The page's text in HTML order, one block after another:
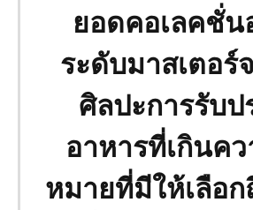
ยอดคอเลคชั่น
ระดับมาสเตอร์
ศิลปะการรับป
อาหารที่เกินค
หมายที่มีให้เลือก